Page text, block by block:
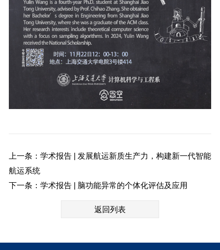
上一条：学术报告 | 发展航运新质生产力，构建新一代智能
航运系统
下一条：学术报告 | 脑功能异常的个体化评估及应用
返回列表